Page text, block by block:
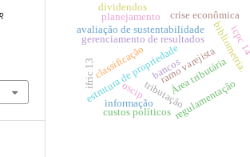
classificação Área tributária
tributação
gerenciamento de resultados
estrutura de propriedade
avaliação de sustentabilidade bibliometria.
bancos
crise econômica
regulamentação
oscip
ramo varejista
custos políticos
ifric 13
planejamento
icpc 14
dividendos
informação